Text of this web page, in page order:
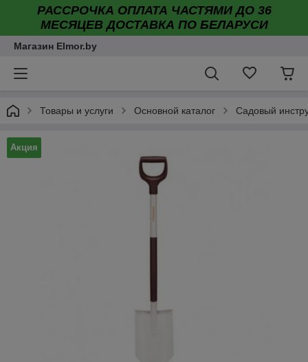
РАССРОЧКА ОПЛАТА ЧАСТЯМИ ДО 36
МЕСЯЦЕВ ДОСТАВКА ПО БЕЛАРУСИ
Магазин Elmor.by
Товары и услуги Основной каталог Садовый
Акция